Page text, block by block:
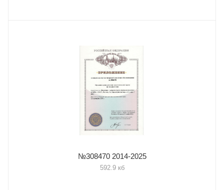
№308470 2014-2025
592.9 кб